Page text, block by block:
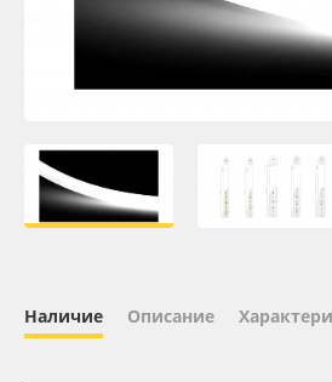
Oracal 641
Плёнка монтажная Oratape
ПЭТ листовой
Наличие Описание